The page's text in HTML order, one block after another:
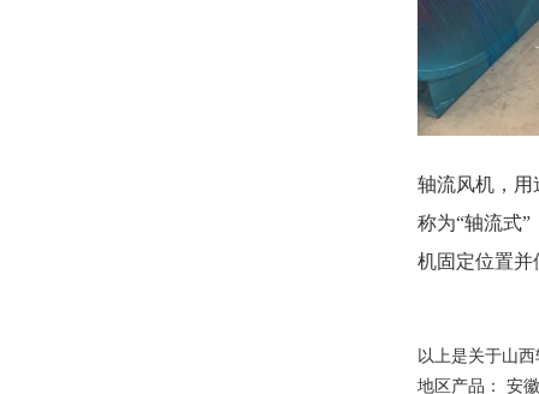
轴流风机，
称为“轴流式
机固定位置并
以上是关于山西
地区产品： 安